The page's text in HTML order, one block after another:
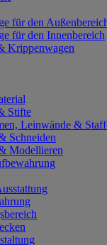
für den
für den Innenbereich
Krippenwagen
Stifte
Leinwände &
Schneiden
Modellieren